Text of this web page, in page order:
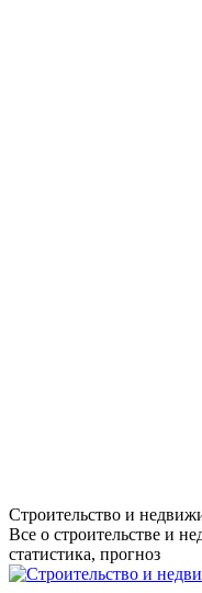
Перейти
к
содержанию
Строительство и
Все о строительстве и
статистика, прогноз